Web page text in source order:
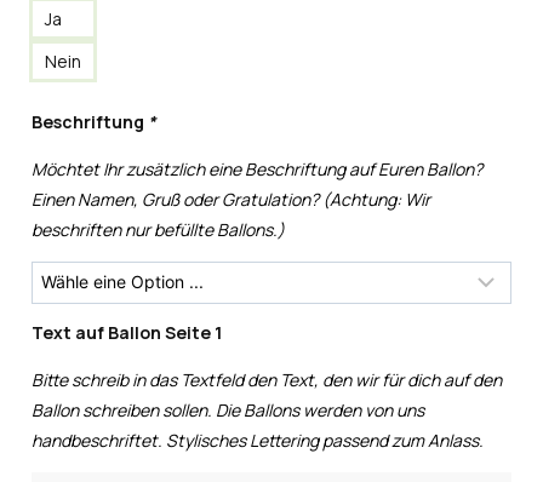
Ja
Nein
Beschriftung *
Möchtet Ihr zusätzlich eine Beschriftung auf Euren Ballon?
Einen Namen, Gruß oder Gratulation? (Achtung: Wir
beschriften nur befüllte Ballons.)
Text auf Ballon Seite 1
Bitte schreib in das Textfeld den Text, den wir für dich auf den
Ballon schreiben sollen. Die Ballons werden von uns
handbeschriftet. Stylisches Lettering passend zum Anlass.